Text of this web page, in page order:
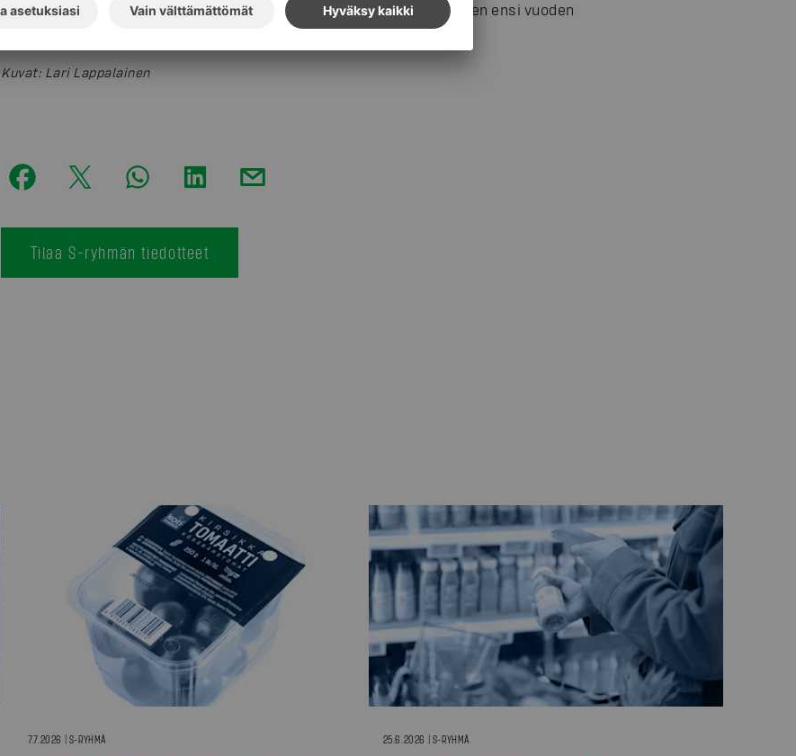
ottaneet voimavärin omakseen. Keltaisen voittokulku jatkuu edelleen ensi vuoden
Kuvat: Lari Lappalainen
Tilaa S-ryhmän tiedotteet
7.7.2026 | S-RYHMÄ 25.6.2026 | S-RYHMÄ